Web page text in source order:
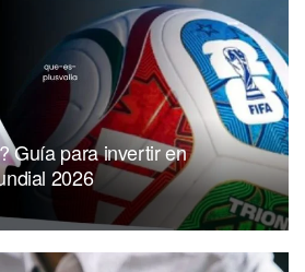
Guía para invertir en
2026